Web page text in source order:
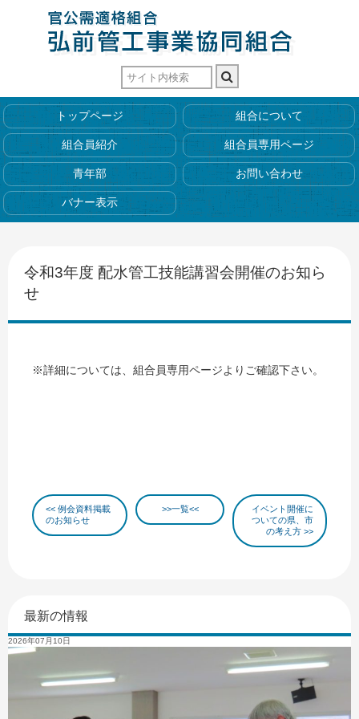
トップページ 組合について
組合員紹介 組合員専用ページ
青年部 お問い合わせ
バナー表示
令和3年度 配水管工技能講習会開催のお知ら
せ
※詳細については、組合員専用ページよりご確認下さい。
例会資料掲載
のお知らせ
一覧
イベント開催に
ついての県、市
の考え方
最新の情報
2026年07月10日